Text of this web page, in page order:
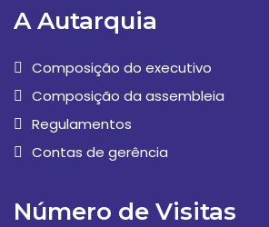
A Autarquia
Composição do executivo
Composição da assembleia
Regulamentos
Contas de gerência
Número de Visitas